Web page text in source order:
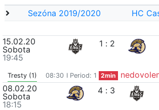
Sezóna 2019/2020 HC
15.02.20
Sobota
19:45
1 : 2
Tresty (1) 08:30 I Period: 1 2min
08.02.20
Sobota
18:15
4 : 3